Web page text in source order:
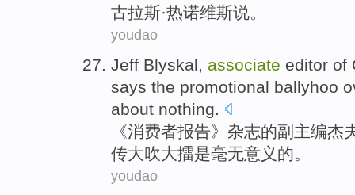
古拉斯·热诺维斯说。
youdao
Jeff Blyskal, associate editor of
says the promotional ballyhoo
about nothing.
《消费者报告》 杂志的副 主编杰
传大吹大擂是毫无意义的。
youdao